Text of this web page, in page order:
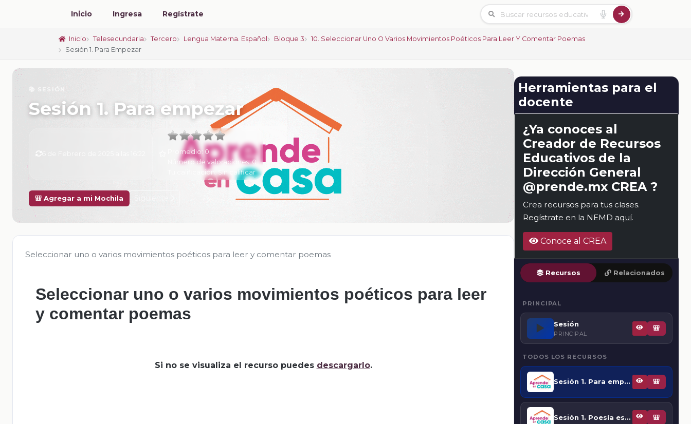
Inicio Ingresa Regístrate
Inicio Telesecundaria Tercero Lengua Materna. Español Bloque 3
10. Seleccionar Uno O Varios Movimientos Poéticos Para Leer Y Comentar Poemas
Sesión 1. Para Empezar
📚 SESIÓN
Sesión 1. Para empezar
Promedio: 0
Número de valoraciones:0
Tu calificación:Sin calificar
🎒 Agregar a mi Mochila
Seleccionar uno o varios movimientos poéticos para leer y comentar poemas
Seleccionar uno o varios movimientos poéticos para leer
y comentar poemas
Si no se visualiza el recurso puedes descargarlo.
Herramientas para el
docente
¿Ya conoces al
Creador de Recursos
Educativos de la
Dirección General
@prende.mx CREA ?
Crea recursos para tus clases.
Regístrate en la NEMD aquí.
Conoce al CREA
Recursos Relacionados
PRINCIPAL
▶️ Sesión
PRINCIPAL
🎒
TODOS LOS RECURSOS
Sesión 1. Para empezar 🎒
Sesión 1. Poesía española 🎒